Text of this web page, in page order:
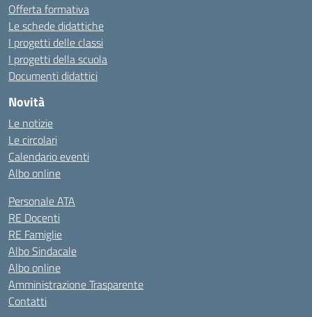
Offerta formativa
Le schede didattiche
I progetti delle classi
I progetti della scuola
Documenti didattici
Novità
Le notizie
Le circolari
Calendario eventi
Albo online
Personale ATA
RE Docenti
RE Famiglie
Albo Sindacale
Albo online
Amministrazione Trasparente
Contatti